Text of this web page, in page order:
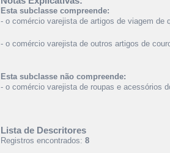
Esta subclasse compreende:
- o comércio varejista de artigos de viagem
- o comércio varejista de outros artigos de
Esta subclasse não compreende:
- o comércio varejista de roupas e acessórios
Lista de Descritores
Registros encontrados: 8